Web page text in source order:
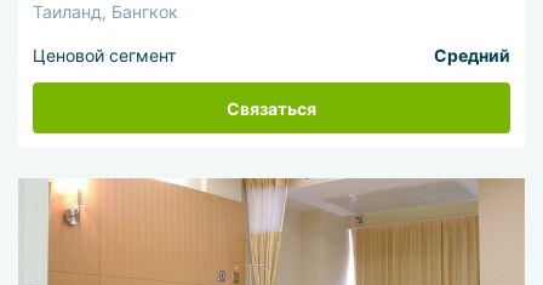
Таиланд, Бангкок
Ценовой сегмент Средний
Связаться